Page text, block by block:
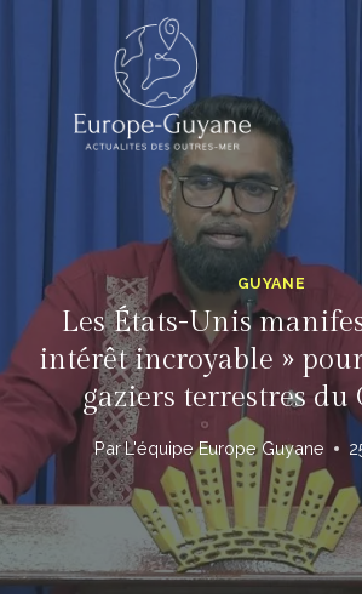
GUYANE
Les États-Unis
intérêt incroyable »
gaziers terrestres du
ParL'équipe Europe Guyane